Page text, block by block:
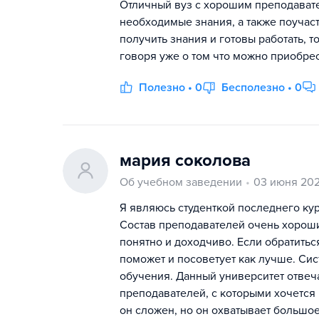
Отличный вуз с хорошим
необходимые знания, а также
получить знания и готовы работать,
говоря уже о том что можно
Полезно • 0 Бесполезно • 0
мария соколова
Об учебном заведении
03 июня
Я являюсь студенткой последнего
Состав преподавателей очень
понятно и доходчиво. Если
поможет и посоветует как лучше.
обучения. Данный университет
преподавателей, с которыми
он сложен, но он охватывает